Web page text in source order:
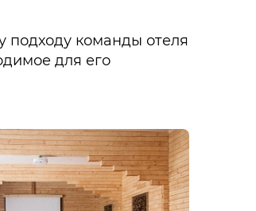
подходу команды отеля
для его